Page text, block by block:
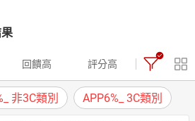
點
宿優惠
點
宿優惠
電 運動休閒 親子玩具
回饋高 評分高
非3C類別 APP6%_ 3C類別